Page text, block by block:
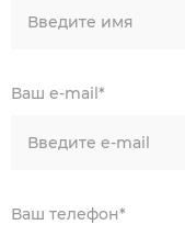
Введите имя
Ваш e-mail*
Введите e-mail
Ваш телефон*